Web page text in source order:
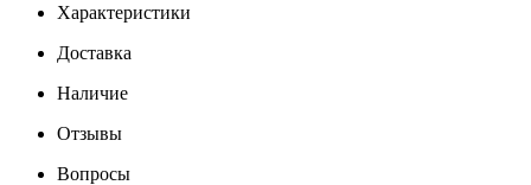
Характеристики
Доставка
Наличие
Отзывы
Вопросы